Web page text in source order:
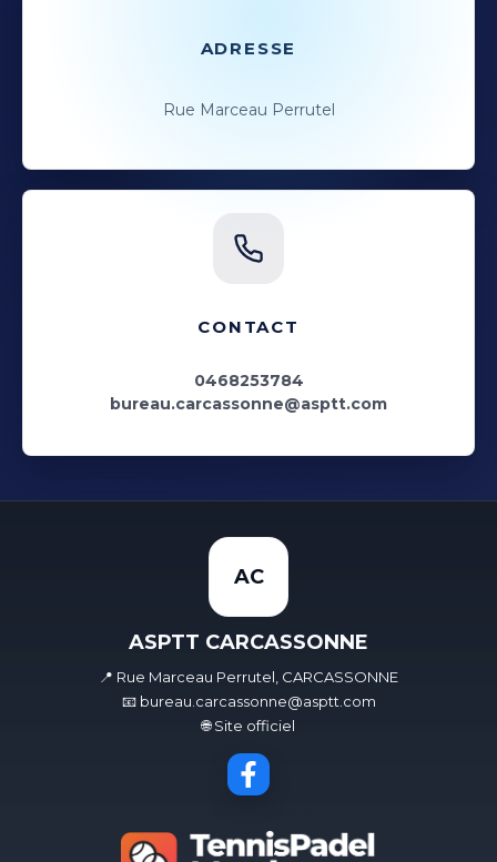
ADRESSE
Rue Marceau Perrutel
CONTACT
0468253784
bureau.carcassonne@asptt.com
AC
ASPTT CARCASSONNE
📍 Rue Marceau Perrutel, CARCASSONNE
📧 bureau.carcassonne@asptt.com
🌐 Site officiel